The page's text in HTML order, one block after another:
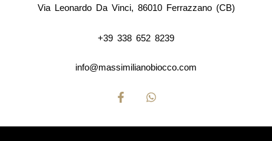
Via Leonardo Da Vinci, 86010 Ferrazzano (CB)
+39 338 652 8239
info@massimilianobiocco.com